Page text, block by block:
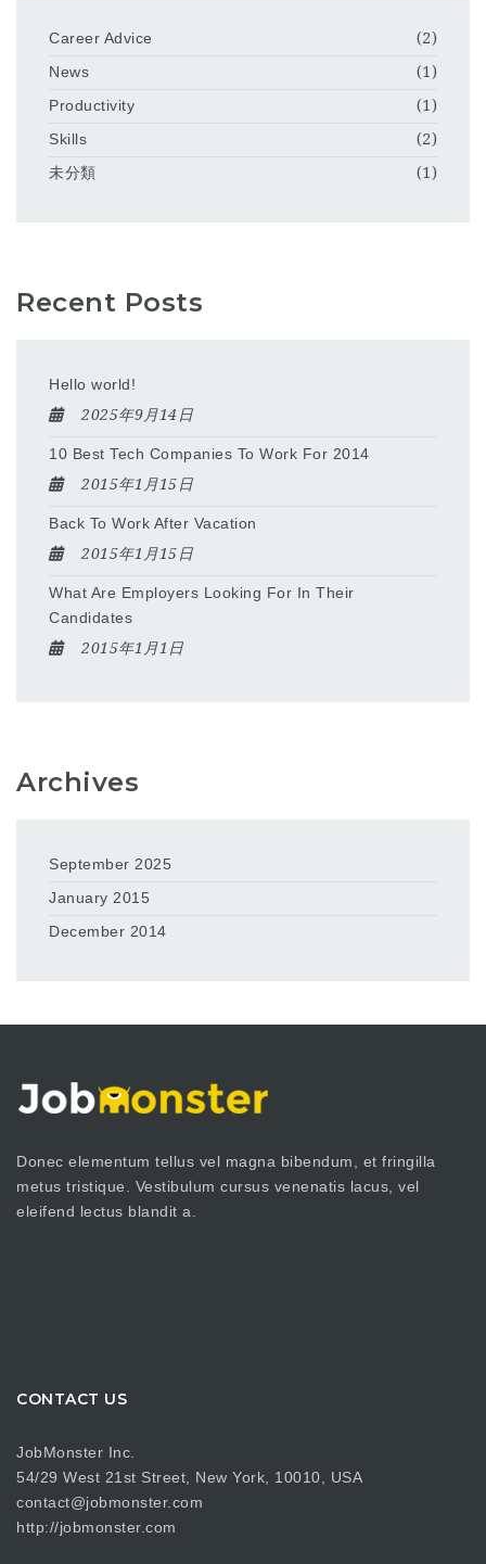
Career Advice
(2)
News
(1)
Productivity
(1)
Skills
(2)
未分類
(1)
Recent Posts
Hello world!
2025年9月14日
10 Best Tech Companies To Work For 2014
2015年1月15日
Back To Work After Vacation
2015年1月15日
What Are Employers Looking For In Their
Candidates
2015年1月1日
Archives
September 2025
January 2015
December 2014
Donec elementum tellus vel magna bibendum, et fringilla
metus tristique. Vestibulum cursus venenatis lacus, vel
eleifend lectus blandit a.
CONTACT US
JobMonster Inc.
54/29 West 21st Street, New York, 10010, USA
contact@jobmonster.com
http://jobmonster.com